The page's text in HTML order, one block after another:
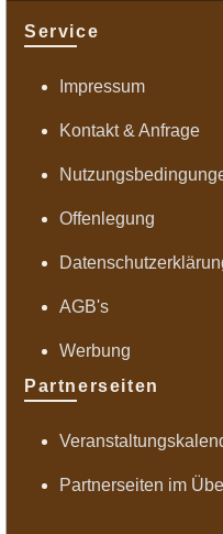
Service
Impressum
Kontakt & Anfrage
Offenlegung
AGB's
Werbung
Partnerseiten
Partnerseiten im